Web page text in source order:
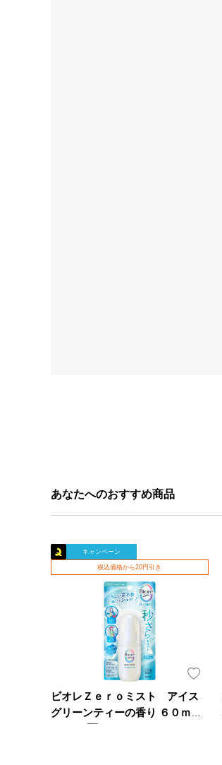
あなたへのおすすめ商品
キャンペーン
税込価格から20円引き
ビオレＺｅｒｏミスト アイス
グリーンティーの香り ６０ｍＬ